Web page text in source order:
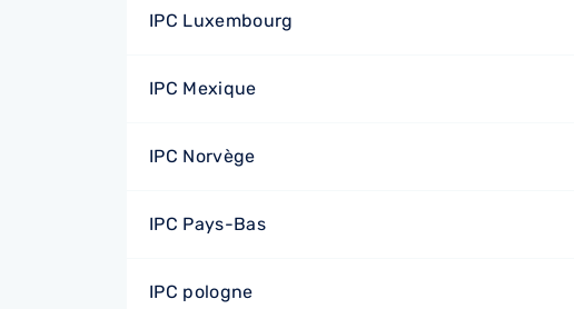
IPC Luxembourg
IPC Mexique
IPC Norvège
IPC Pays-Bas
IPC pologne